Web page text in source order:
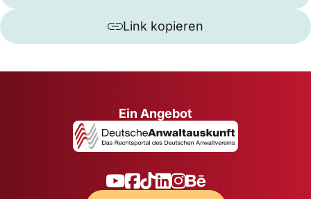
Link kopieren
Ein Angebot